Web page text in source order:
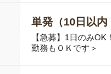
単発（10日以内
【急募】1日のみ
勤務もＯＫです＞